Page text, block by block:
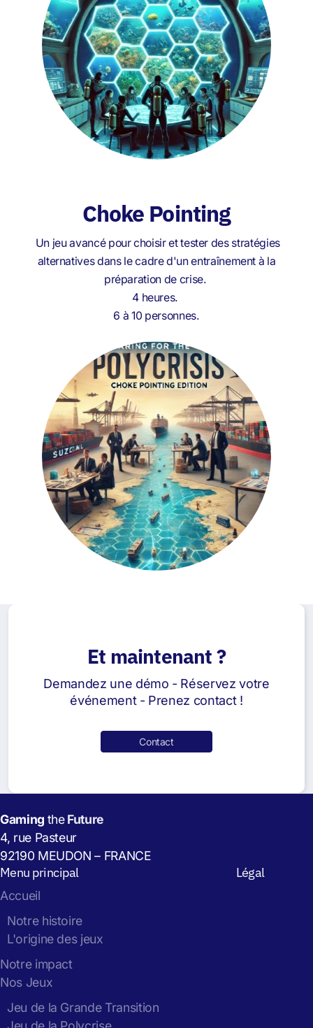
Choke Pointing
Un jeu avancé pour choisir et tester des stratégies
alternatives dans le cadre d'un entraînement à la
préparation de crise.
4 heures.
6 à 10 personnes.
Et maintenant ?
Demandez une démo - Réservez votre
événement - Prenez contact !
Contact
Gaming theFuture
4, rue Pasteur
92190 MEUDON – FRANCE
Menu principal
Accueil
Notre histoire
L'origine des jeux
Notre impact
Nos Jeux
Jeu de la Grande Transition
Légal